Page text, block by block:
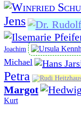
Jens
Joachim
Michael
Petra
Margot
Kurt